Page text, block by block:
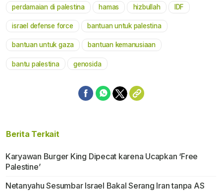
perdamaian di palestina hamas hizbullah IDF
israel defense force bantuan untuk palestina
bantuan untuk gaza bantuan kemanusiaan
bantu palestina genosida
Berita Terkait
Karyawan Burger King Dipecat karena Ucapkan ‘Free
Palestine’
Netanyahu Sesumbar Israel Bakal Serang Iran tanpa AS